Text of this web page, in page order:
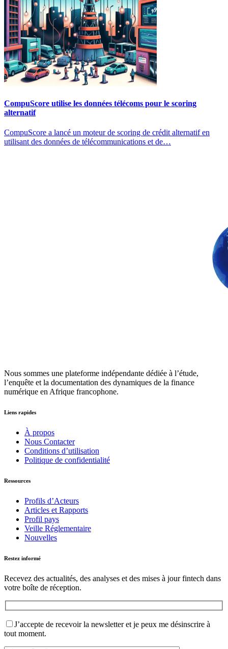
CompuScore utilise les données télécoms pour le scoring
alternatif
CompuScore a lancé un moteur de scoring de crédit alternatif en
utilisant des données de télécommunications et de…
Nous sommes une plateforme indépendante dédiée à l’étude,
l’enquête et la documentation des dynamiques de la finance
numérique en Afrique francophone.
Liens rapides
À propos
Nous Contacter
Conditions d’utilisation
Politique de confidentialité
Ressources
Profils d’Acteurs
Articles et Rapports
Profil pays
Veille Réglementaire
Nouvelles
Restez informé
Recevez des actualités, des analyses et des mises à jour fintech dans
votre boîte de réception.
J’accepte de recevoir la newsletter et je peux me désinscrire à
tout moment.